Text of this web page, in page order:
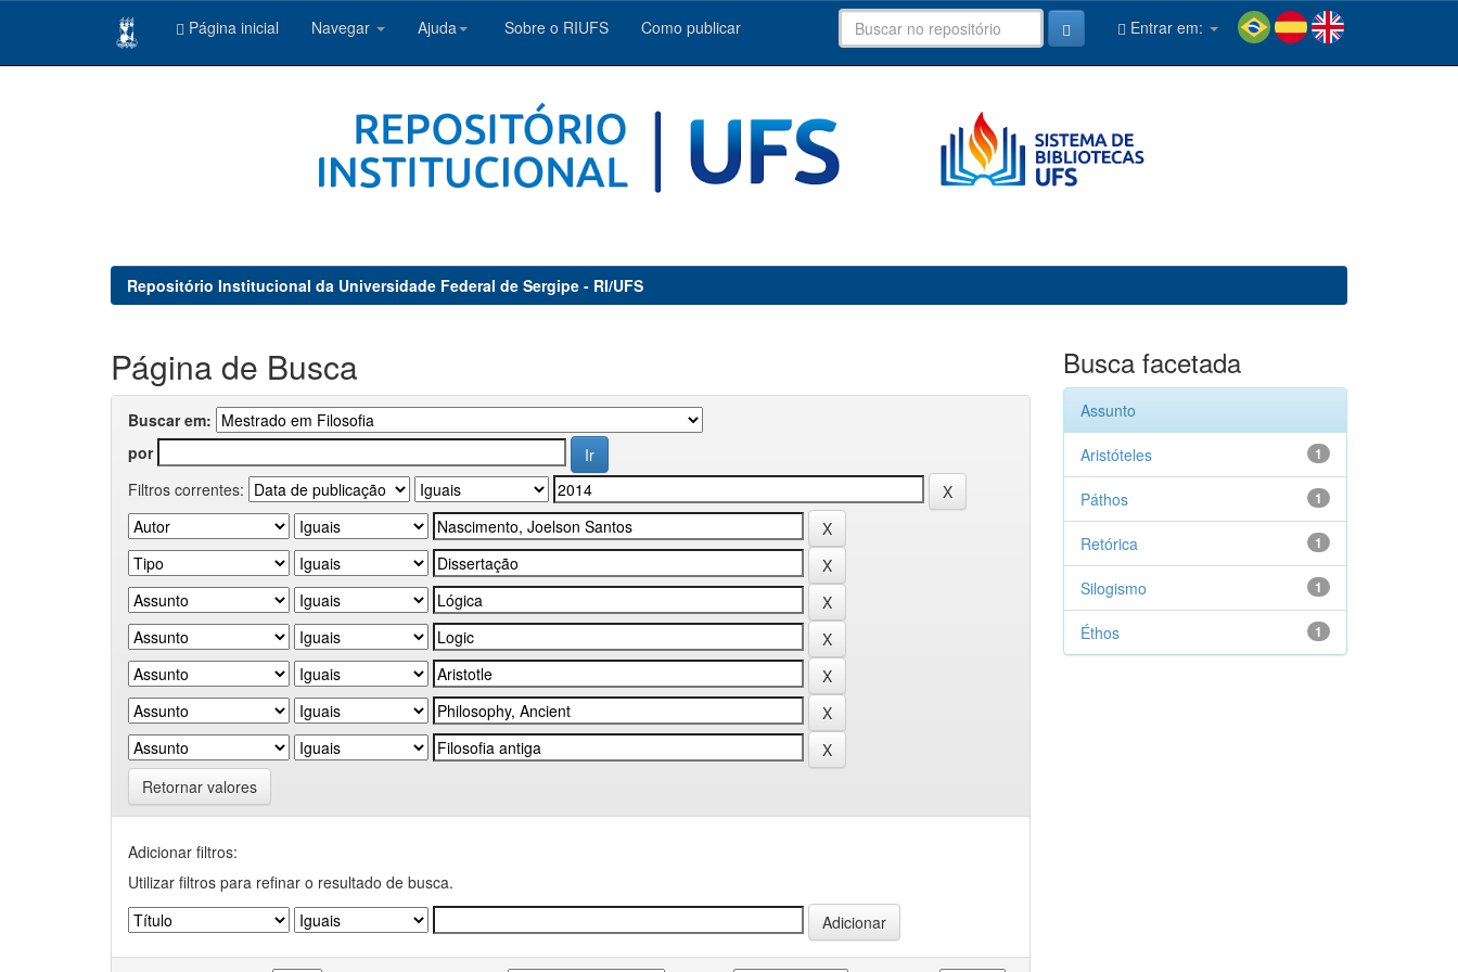
Página inicial Navegar Ajuda Sobre o RIUFS Como publicar Entrar em:
Repositório Institucional da Universidade Federal de Sergipe - RI/UFS
Página de Busca
Buscar em:
por
Filtros correntes:
Retornar valores
Adicionar filtros:
Utilizar filtros para refinar o resultado de busca.
Busca facetada
Assunto
1
Aristóteles
1
Páthos
1
Retórica
1
Silogismo
1
Éthos